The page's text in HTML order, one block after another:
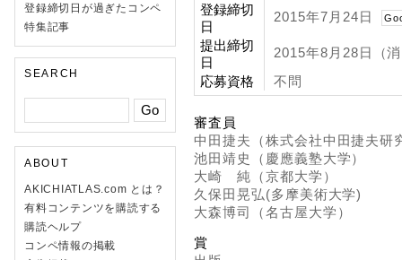
登録締切日が過ぎたコンペ
特集記事
SEARCH
ABOUT
AKICHIATLAS.com とは？
有料コンテンツを購読する
購読ヘルプ
コンペ情報の掲載
登録締切
日
2015年7月24日
提出締切
日
2015年8月28日（
応募資格
不問
審査員
中田捷夫（株式会社中田捷夫研
池田靖史（慶應義塾大学）
大崎 純（京都大学）
久保田晃弘(多摩美術大学)
大森博司（名古屋大学）
賞